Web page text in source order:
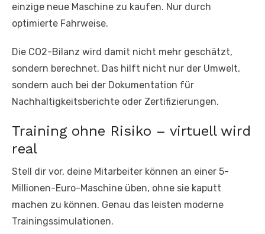
einzige neue Maschine zu kaufen. Nur durch
optimierte Fahrweise.
Die CO2-Bilanz wird damit nicht mehr geschätzt,
sondern berechnet. Das hilft nicht nur der Umwelt,
sondern auch bei der Dokumentation für
Nachhaltigkeitsberichte oder Zertifizierungen.
Training ohne Risiko – virtuell wird
real
Stell dir vor, deine Mitarbeiter können an einer 5-
Millionen-Euro-Maschine üben, ohne sie kaputt
machen zu können. Genau das leisten moderne
Trainingssimulationen.